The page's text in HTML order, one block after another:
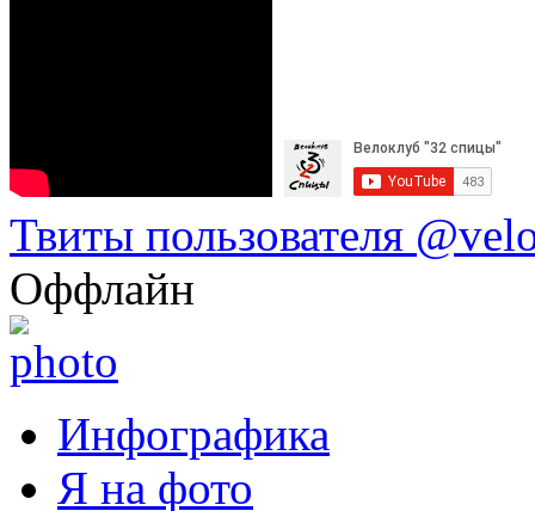
Твиты пользователя
Оффлайн
Инфографика
Я на фото